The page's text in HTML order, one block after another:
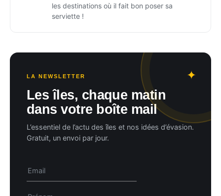
les destinations où il fait bon poser sa
serviette !
LA NEWSLETTER
Les îles, chaque matin
dans votre boîte mail
L’essentiel de l’actu des îles et nos idées d’évasion.
Gratuit, un envoi par jour.